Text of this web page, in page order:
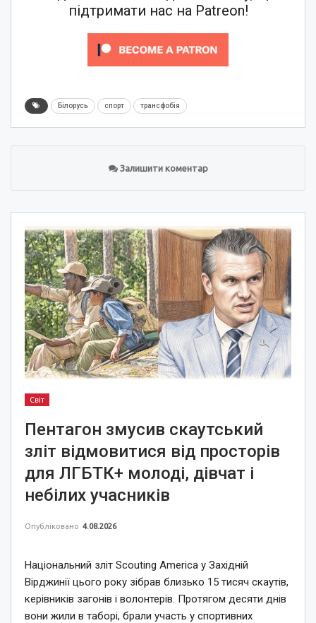
підтримати нас на Patreon!
Білорусь спорт трансфобія
Залишити коментар
Світ
Пентагон змусив скаутський
зліт відмовитися від просторів
для ЛГБТК+ молоді, дівчат і
небілих учасників
Опубліковано 4.08.2026
Національний зліт Scouting America у Західній
Вірджинії цього року зібрав близько 15 тисяч скаутів,
керівників загонів і волонтерів. Протягом десяти днів
вони жили в таборі, брали участь у спортивних